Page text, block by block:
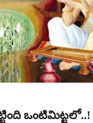
ఒంటిమిట్టలో..!